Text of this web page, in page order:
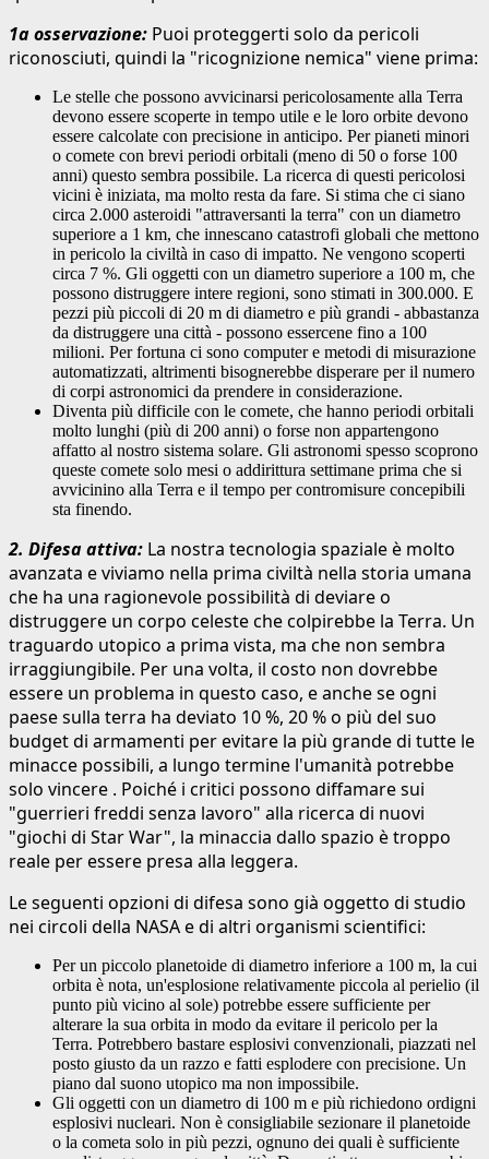
1a osservazione: Puoi proteggerti solo da pericoli
riconosciuti, quindi la "ricognizione nemica" viene prima:
Le stelle che possono avvicinarsi pericolosamente alla Terra
devono essere scoperte in tempo utile e le loro orbite devono
essere calcolate con precisione in anticipo. Per pianeti minori
o comete con brevi periodi orbitali (meno di 50 o forse 100
anni) questo sembra possibile. La ricerca di questi pericolosi
vicini è iniziata, ma molto resta da fare. Si stima che ci siano
circa 2.000 asteroidi "attraversanti la terra" con un diametro
superiore a 1 km, che innescano catastrofi globali che mettono
in pericolo la civiltà in caso di impatto. Ne vengono scoperti
circa 7 %. Gli oggetti con un diametro superiore a 100 m, che
possono distruggere intere regioni, sono stimati in 300.000. E
pezzi più piccoli di 20 m di diametro e più grandi - abbastanza
da distruggere una città - possono essercene fino a 100
milioni. Per fortuna ci sono computer e metodi di misurazione
automatizzati, altrimenti bisognerebbe disperare per il numero
di corpi astronomici da prendere in considerazione.
Diventa più difficile con le comete, che hanno periodi orbitali
molto lunghi (più di 200 anni) o forse non appartengono
affatto al nostro sistema solare. Gli astronomi spesso scoprono
queste comete solo mesi o addirittura settimane prima che si
avvicinino alla Terra e il tempo per contromisure concepibili
sta finendo.
2. Difesa attiva: La nostra tecnologia spaziale è molto
avanzata e viviamo nella prima civiltà nella storia umana
che ha una ragionevole possibilità di deviare o
distruggere un corpo celeste che colpirebbe la Terra. Un
traguardo utopico a prima vista, ma che non sembra
irraggiungibile. Per una volta, il costo non dovrebbe
essere un problema in questo caso, e anche se ogni
paese sulla terra ha deviato 10 %, 20 % o più del suo
budget di armamenti per evitare la più grande di tutte le
minacce possibili, a lungo termine l'umanità potrebbe
solo vincere . Poiché i critici possono diffamare sui
"guerrieri freddi senza lavoro" alla ricerca di nuovi
"giochi di Star War", la minaccia dallo spazio è troppo
reale per essere presa alla leggera.
Le seguenti opzioni di difesa sono già oggetto di studio
nei circoli della NASA e di altri organismi scientifici:
Per un piccolo planetoide di diametro inferiore a 100 m, la cui
orbita è nota, un'esplosione relativamente piccola al perielio (il
punto più vicino al sole) potrebbe essere sufficiente per
alterare la sua orbita in modo da evitare il pericolo per la
Terra. Potrebbero bastare esplosivi convenzionali, piazzati nel
posto giusto da un razzo e fatti esplodere con precisione. Un
piano dal suono utopico ma non impossibile.
Gli oggetti con un diametro di 100 m e più richiedono ordigni
esplosivi nucleari. Non è consigliabile sezionare il planetoide
o la cometa solo in più pezzi, ognuno dei quali è sufficiente